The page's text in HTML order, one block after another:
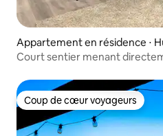
Appartement en résidence ⋅
Court sentier menant
Coup de cœur voyageurs
Coup de cœur voyageurs